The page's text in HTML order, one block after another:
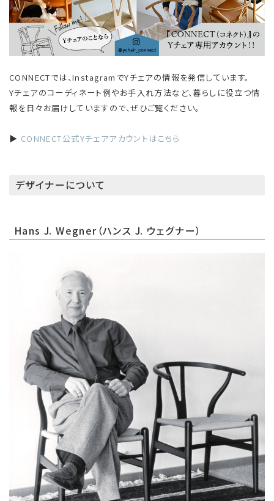
CONNECTでは、InstagramでYチェアの情報を発信しています。
Yチェアのコーディネート例やお手入れ方法など、暮らしに役立つ情
報を日々お届けしていますので、ぜひご覧ください。
▶ CONNECT公式Yチェアアカウントはこちら
デザイナーについて
Hans J. Wegner（ハンス J. ウェグナー）